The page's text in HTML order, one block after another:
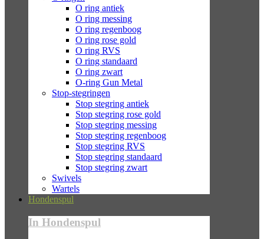
O ring antiek
O ring messing
O ring regenboog
O ring rose gold
O ring RVS
O ring standaard
O ring zwart
O-ring Gun Metal
Stop-stegringen
Stop stegring antiek
Stop stegring rose gold
Stop stegring messing
Stop stegring regenboog
Stop stegring RVS
Stop stegring standaard
Stop stegring zwart
Swivels
Wartels
Hondenspul
In Hondenspul